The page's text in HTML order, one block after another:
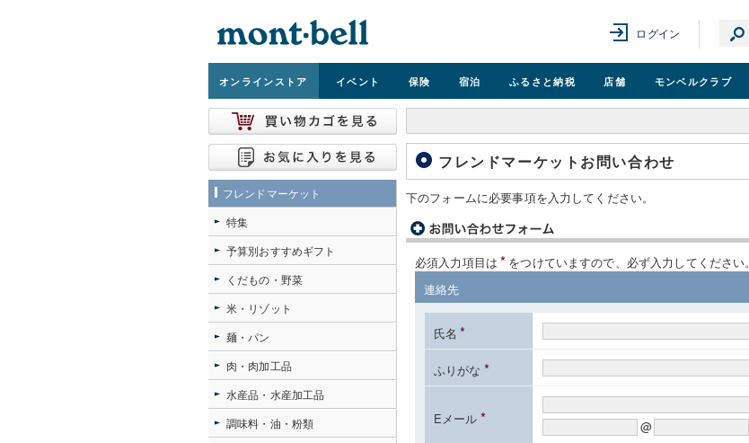
ログイン
オンラインストア イベント 保険 宿泊 ふるさと納税 店舗 モンベルクラブ
フレンドマーケットお問い合わせ
下のフォームに必要事項を入力してください。
必須入力項目は * をつけていますので、必ず入力してください。
連絡先
氏名 *
ふりがな *
Eメール * @
フレンドマーケット
特集
予算別おすすめギフト
くだもの・野菜
米・リゾット
麺・パン
肉・肉加工品
水産品・水産加工品
調味料・油・粉類